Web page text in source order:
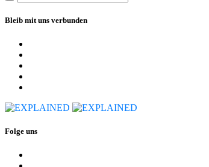
Bleib mit uns verbunden
Folge uns